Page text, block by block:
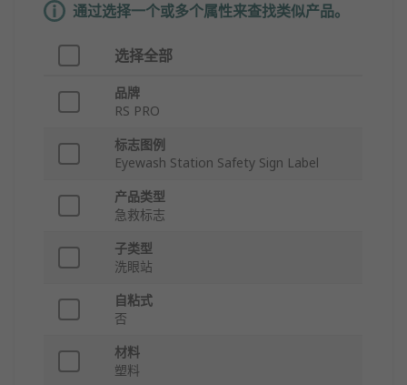
通过选择一个或多个属性来查找类似产品。
选择全部
品牌
RS PRO
标志图例
Eyewash Station Safety Sign Label
产品类型
急救标志
子类型
洗眼站
自粘式
否
材料
塑料